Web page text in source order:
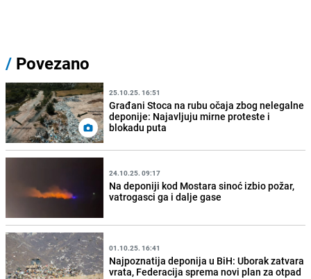
/ Povezano
25.10.25. 16:51
Građani Stoca na rubu očaja zbog nelegalne
deponije: Najavljuju mirne proteste i
blokadu puta
24.10.25. 09:17
Na deponiji kod Mostara sinoć izbio požar,
vatrogasci ga i dalje gase
01.10.25. 16:41
Najpoznatija deponija u BiH: Uborak zatvara
vrata, Federacija sprema novi plan za otpad